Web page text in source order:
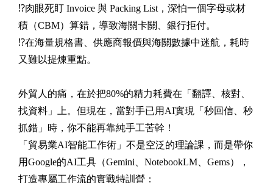
⁉️肉眼死盯 Invoice 與 Packing List，深怕一個字母或材
積（CBM）算錯，導致海關卡關、銀行拒付。
⁉️在海量規格書、供應商報價與海關數據中迷航，耗時
又難以提煉重點。
外貿人的痛，在於把80%的精力耗費在「翻譯、核對、
找資料」上。但現在，當對手已用AI實現「秒回信、秒
抓錯」時，你不能再靠純手工苦幹！
「貿易業AI智能工作術」不是空泛的理論課，而是帶你
用Google的AI工具（Gemini、NotebookLM、Gems），
打造專屬工作流的實戰特訓營：